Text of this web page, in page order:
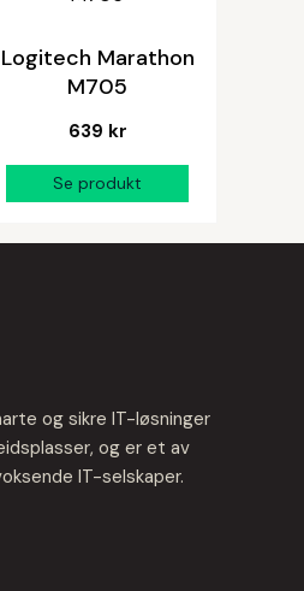
Logitech Marathon
M705
639 kr
og sikre IT-løsninger
og er et av
IT-selskaper.